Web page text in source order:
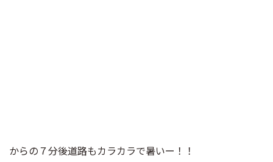
からの７分後道路もカラカラで暑いー！！